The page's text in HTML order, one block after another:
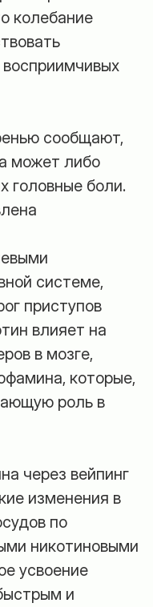
колебание
сообщают,
может либо
головные боли.
системе,
приступов
влияет на
в мозге,
которые,
роль в
через вейпинг
изменения в
по
никотиновыми
усвоение
и